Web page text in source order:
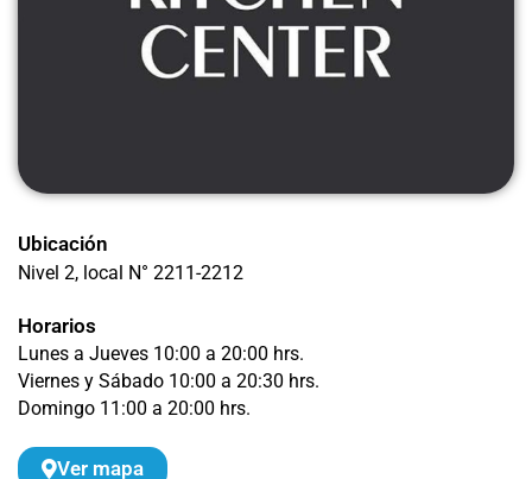
Ubicación
Nivel 2, local N° 2211-2212
Horarios
Lunes a Jueves 10:00 a 20:00 hrs.
Viernes y Sábado 10:00 a 20:30 hrs.
Domingo 11:00 a 20:00 hrs.
Ver mapa